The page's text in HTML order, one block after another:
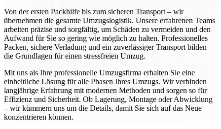
Von der ersten Packhilfe bis zum sicheren Transport – wir
übernehmen die gesamte Umzugslogistik. Unsere erfahrenen Teams
arbeiten präzise und sorgfältig, um Schäden zu vermeiden und den
Aufwand für Sie so gering wie möglich zu halten. Professionelles
Packen, sichere Verladung und ein zuverlässiger Transport bilden
die Grundlagen für einen stressfreien Umzug.
Mit uns als Ihre professionelle Umzugsfirma erhalten Sie eine
einheitliche Lösung für alle Phasen Ihres Umzugs. Wir verbinden
langjährige Erfahrung mit modernen Methoden und sorgen so für
Effizienz und Sicherheit. Ob Lagerung, Montage oder Abwicklung
– wir kümmern uns um die Details, damit Sie sich auf das Neue
konzentrieren können.